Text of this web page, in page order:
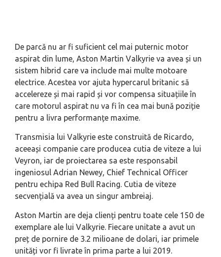
De parcă nu ar fi suficient cel mai puternic motor
aspirat din lume, Aston Martin Valkyrie va avea și un
sistem hibrid care va include mai multe motoare
electrice. Acestea vor ajuta hypercarul britanic să
accelereze și mai rapid și vor compensa situațiile în
care motorul aspirat nu va fi în cea mai bună poziție
pentru a livra performanțe maxime.
Transmisia lui Valkyrie este construită de Ricardo,
aceeași companie care producea cutia de viteze a lui
Veyron, iar de proiectarea sa este responsabil
ingeniosul Adrian Newey, Chief Technical Officer
pentru echipa Red Bull Racing. Cutia de viteze
secvențială va avea un singur ambreiaj.
Aston Martin are deja clienți pentru toate cele 150 de
exemplare ale lui Valkyrie. Fiecare unitate a avut un
preț de pornire de 3.2 milioane de dolari, iar primele
unități vor fi livrate în prima parte a lui 2019.